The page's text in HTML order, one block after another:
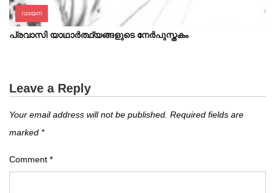
വായന
പ്രവാസി യാഥാർത്ഥ്യങ്ങളുടെ നേർപുസ്തകം
Leave a Reply
Your email address will not be published. Required fields are
marked *
Comment *